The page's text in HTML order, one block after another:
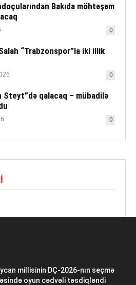
Bakıda möhtəşəm
0
“Trabzonspor”la iki illik
0
Steyt”də qalacaq – mübadilə
0
millisinin DÇ-2026-nın seçmə
oyun cədvəli təsdiqləndi